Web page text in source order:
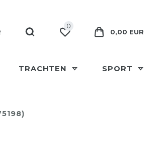
0
0,00 EUR
TRACHTEN SPORT